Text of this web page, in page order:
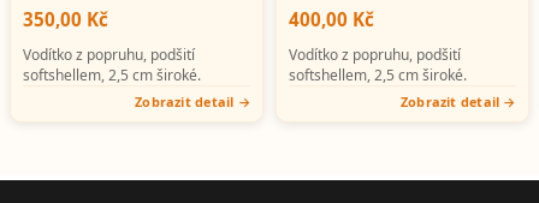
350,00 Kč
Vodítko z popruhu, podšití
softshellem, 2,5 cm široké.
Zobrazit detail
400,00 Kč
Vodítko z popruhu, podšití
softshellem, 2,5 cm široké.
Zobrazit detail